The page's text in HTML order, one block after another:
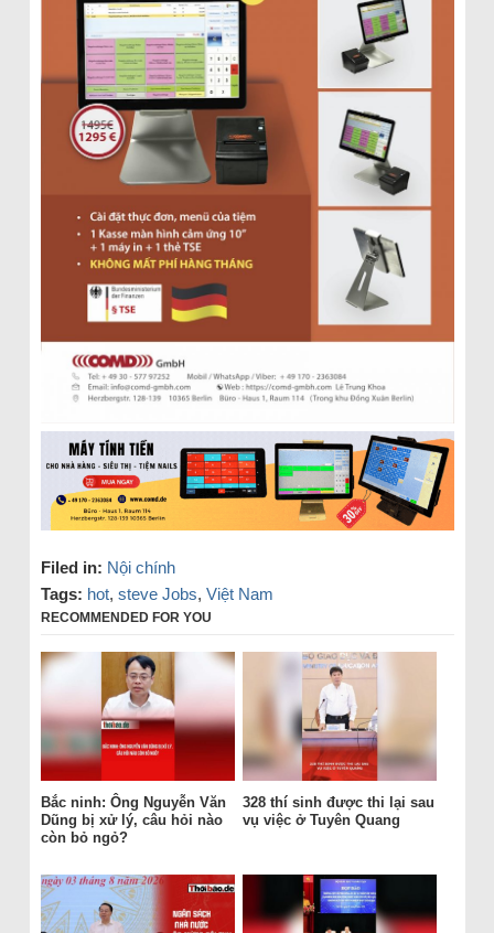
Filed in: Nội chính
Tags: hot, steve Jobs, Việt Nam
RECOMMENDED FOR YOU
Bắc ninh: Ông Nguyễn Văn
Dũng bị xử lý, câu hỏi nào
còn bỏ ngỏ?
328 thí sinh được thi lại sau
vụ việc ở Tuyên Quang